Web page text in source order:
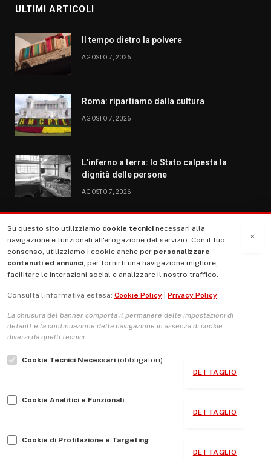
ULTIMI ARTICOLI
Il tempo dietro la polvere
AGOSTO 7, 2026
Roma: ripartiamo dalla cultura
AGOSTO 7, 2026
L’inferno a terra: lo Stato calpesta la
dignità delle persone
AGOSTO 7, 2026
MENU
La Nostra Storia
Le Copertine
L’Associazione
Indirizzo Socio Politico Culturale
Guida per le autrici e gli autori
×
Su questo sito utilizziamo cookie tecnici necessari alla
navigazione e funzionali all'erogazione del servizio. Con il tuo
consenso, utilizziamo i cookie anche per personalizzare
contenuti ed annunci, per fornirti una navigazione migliore,
facilitare le interazioni social e analizzare il nostro traffico.
Consulta l'informativa estesa: Cookie Policy Privacy Policy
La chiusura del banner comporta il permanere delle impostazioni di
default e la continuazione della navigazione in assenza di cookie
diversi da quelli tecnici.
Cookie Tecnici Necessari (obbligatori)
DETTAGLIO
Cookie Analitici e Funzionali
DETTAGLIO
Cookie di Profilazione e Targeting
DETTAGLIO